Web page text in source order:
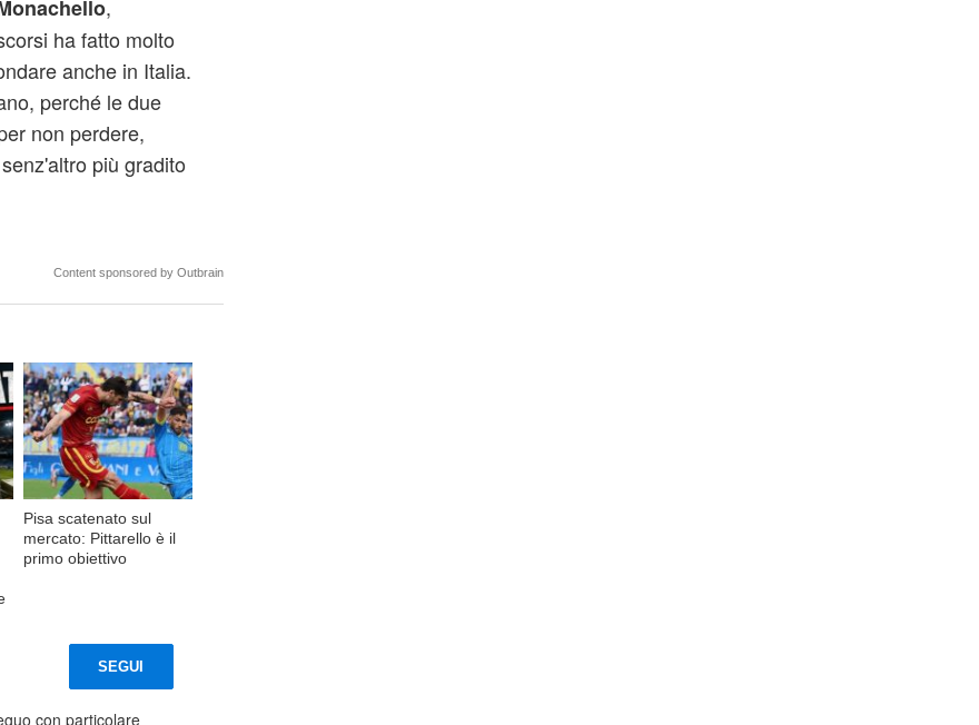
,
ha fatto molto
anche in Italia.
perché le due
non perdere,
più gradito
Content sponsored by Outbrain
Pisa scatenato sul
mercato: Pittarello è il
primo obiettivo
SEGUI
con particolare